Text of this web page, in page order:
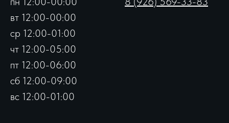
вт 12:00-00:00
ср 12:00-01:00
чт 12:00-05:00
пт 12:00-06:00
сб 12:00-09:00
вс 12:00-01:00